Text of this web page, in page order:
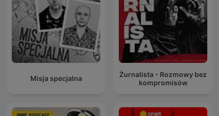
Misja specjalna
Żurnalista - Rozmowy bez
kompromisów